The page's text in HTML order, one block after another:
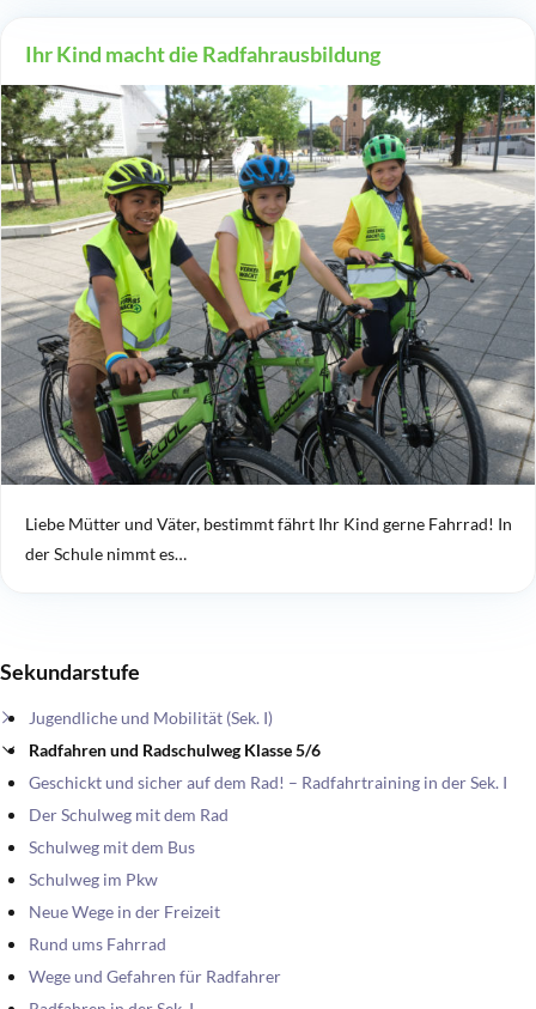
Sekundarstufe
Jugendliche und Mobilität (Sek. I)
Radfahren und Radschulweg Klasse 5/6
Geschickt und sicher auf dem Rad! – Radfahrtraining in der Sek. I
Der Schulweg mit dem Rad
Schulweg mit dem Bus
Schulweg im Pkw
Neue Wege in der Freizeit
Rund ums Fahrrad
Wege und Gefahren für Radfahrer
Ihr Kind macht die Radfahrausbildung
Liebe Mütter und Väter, bestimmt fährt Ihr Kind gerne Fahrrad! In
der Schule nimmt es…